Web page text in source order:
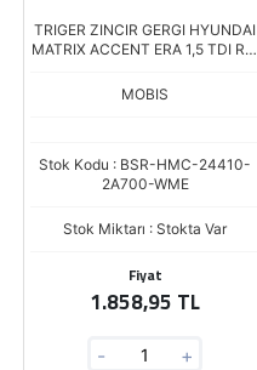
TRIGER ZINCIR GERGI HYUNDAI
MATRIX ACCENT ERA 1,5 TDI RIO
MOBIS
Stok Kodu : BSR-HMC-24410-
2A700-WME
Stok Miktarı : Stokta Var
Fiyat
1.858,95 TL
- +